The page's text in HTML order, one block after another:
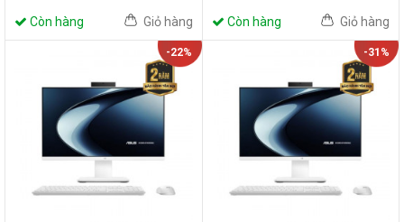
Còn hàng Giỏ hàng Còn hàng Giỏ hàng
-22% -31%